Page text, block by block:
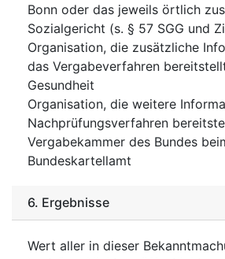
Bonn oder das jeweils örtlich
Sozialgericht (s. § 57 SGG und
Organisation, die zusätzliche
das Vergabeverfahren
Gesundheit
Organisation, die weitere
Nachprüfungsverfahren
Vergabekammer des Bundes
Bundeskartellamt
6. Ergebnisse
Wert aller in dieser